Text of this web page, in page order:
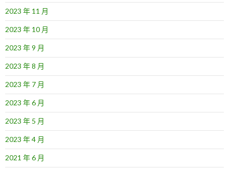
2023 年 11 月
2023 年 10 月
2023 年 9 月
2023 年 8 月
2023 年 7 月
2023 年 6 月
2023 年 5 月
2023 年 4 月
2021 年 6 月